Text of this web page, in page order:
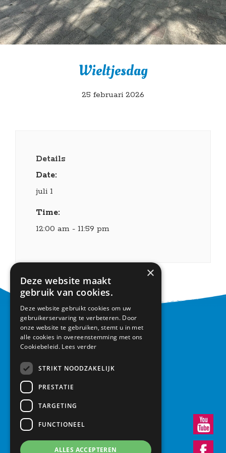
Wieltjesdag
25 februari 2026
Details
Date:
juli 1
Time:
12:00 am - 11:59 pm
CONTACT
Basisschool Vroonestein
3438 RA Nieuwegein
×
Deze website maakt
gebruik van cookies.
Deze website gebruikt cookies om uw
gebruikerservaring te verbeteren. Door
onze website te gebruiken, stemt u in met
alle cookies in overeenstemming met ons
Cookiebeleid. Lees verder
STRIKT NOODZAKELIJK
PRESTATIE
TARGETING
FUNCTIONEEL
ALLES ACCEPTEREN